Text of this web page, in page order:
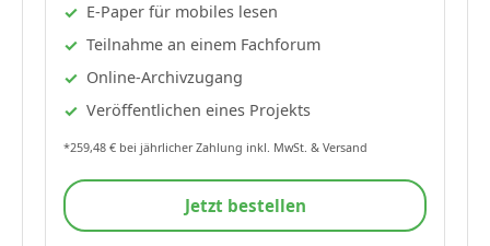
E-Paper für mobiles lesen
Teilnahme an einem Fachforum
Online-Archivzugang
Veröffentlichen eines Projekts
*259,48 € bei jährlicher Zahlung inkl. MwSt. & Versand
Jetzt bestellen